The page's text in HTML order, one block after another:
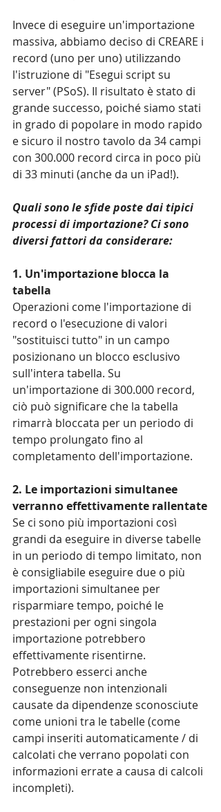
Invece di eseguire un'importazione
massiva, abbiamo deciso di CREARE i
record (uno per uno) utilizzando
l'istruzione di "Esegui script su
server" (PSoS). Il risultato è stato di
grande successo, poiché siamo stati
in grado di popolare in modo rapido
e sicuro il nostro tavolo da 34 campi
con 300.000 record circa in poco più
di 33 minuti (anche da un iPad!).
Quali sono le sfide poste dai tipici
processi di importazione? Ci sono
diversi fattori da considerare:
1. Un'importazione blocca la
tabella
Operazioni come l'importazione di
record o l'esecuzione di valori
"sostituisci tutto" in un campo
posizionano un blocco esclusivo
sull'intera tabella. Su
un'importazione di 300.000 record,
ciò può significare che la tabella
rimarrà bloccata per un periodo di
tempo prolungato fino al
completamento dell'importazione.
2. Le importazioni simultanee
verranno effettivamente rallentate
Se ci sono più importazioni così
grandi da eseguire in diverse tabelle
in un periodo di tempo limitato, non
è consigliabile eseguire due o più
importazioni simultanee per
risparmiare tempo, poiché le
prestazioni per ogni singola
importazione potrebbero
effettivamente risentirne.
Potrebbero esserci anche
conseguenze non intenzionali
causate da dipendenze sconosciute
come unioni tra le tabelle (come
campi inseriti automaticamente / di
calcolati che verrano popolati con
informazioni errate a causa di calcoli
incompleti).